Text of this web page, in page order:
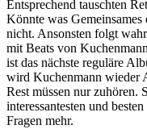
Entsprechend tauschten
Könnte was Gemeinsames
nicht. Ansonsten folgt
mit Beats von
ist das nächste reguläre
wird Kuchenmann wieder
Rest müssen nur zuhören.
interessantesten und
Fragen mehr.